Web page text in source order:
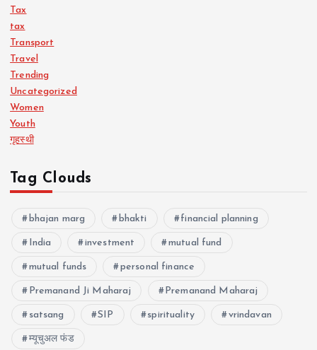
Tax
tax
Transport
Travel
Trending
Uncategorized
Women
Youth
गृहस्थी
Tag Clouds
bhajan marg bhakti financial planning
India investment mutual fund
mutual funds personal finance
Premanand Ji Maharaj Premanand Maharaj
satsang SIP spirituality vrindavan
म्यूचुअल फंड